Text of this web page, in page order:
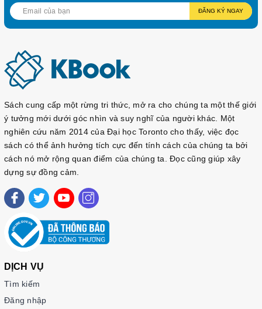
Combo Tập 3:
https://sachtienghan.com/ban-mau-
combo-sgk-sbt-giao-trinh-sejong-3
2. Sách bài tập Sejong (Tập 1-4) -
Để củng cố kiến thức lý thuyết từ sách giáo khoa, bộ sách
sách cung cấp các bài tập phong phú để học viên luyện tập
các kỹ năng nghe, nói, đọc, viết một cách thực tế và hiệu quả.
Các bài tập được thiết kế phù hợp với từng cấp độ, giúp học
viên ôn tập và củng cố kiến thức đã học từ các bài học trước
đó.
Tập 1:https://sachtienghan.com/ban-mau-sbt-sejong-1
Tập 3:https://sachtienghan.com/ban-mau-sbt-sejong-3
Combo 1~4:
ĐĂNG KÝ NGAY
Sách cung cấp một rừng tri thức, mở ra cho chúng ta một thế giới
ý tưởng mới dưới góc nhìn và suy nghĩ của người khác. Một
nghiên cứu năm 2014 của Đại học Toronto cho thấy, việc đọc
sách có thể ảnh hưởng tích cực đến tính cách của chúng ta bởi
cách nó mở rộng quan điểm của chúng ta. Đọc cũng giúp xây
dựng sự đồng cảm.
DỊCH VỤ
Tìm kiếm
Đăng nhập